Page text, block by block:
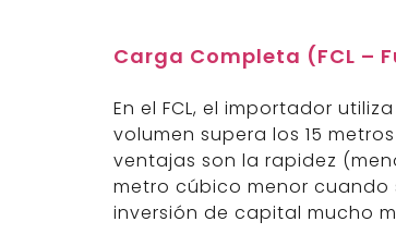
Carga Completa (FCL –
En el FCL, el importador
volumen supera los 15
ventajas son la rapidez
metro cúbico menor cuando
inversión de capital mucho